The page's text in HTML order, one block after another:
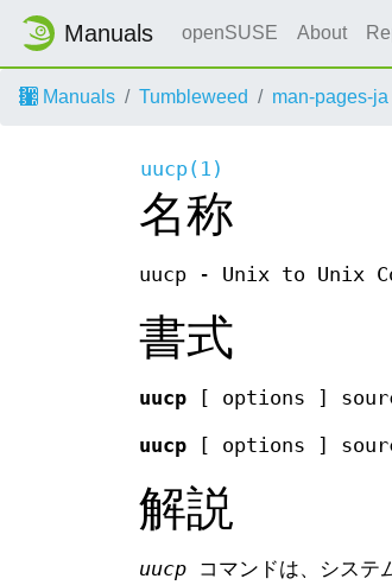
Manuals openSUSE About
Manuals Tumbleweed man-pages-ja
uucp(1)
名称
uucp - Unix to Unix
書式
uucp [ options ]
uucp [ options ]
解説
uucp コマンドは、システ